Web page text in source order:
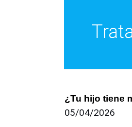
¿Tu hijo tiene
05/04/2026
¿Tu
hijo